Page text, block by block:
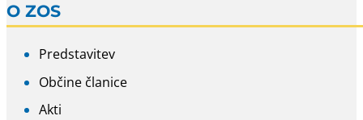
O ZOS
Predstavitev
Občine članice
Akti